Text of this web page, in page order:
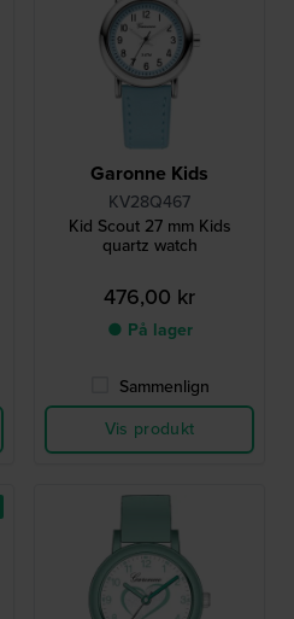
Garonne Kids
KV28Q467
Kid Scout 27 mm Kids
quartz watch
476,00 kr
● På lager
Sammenlign
Vis produkt